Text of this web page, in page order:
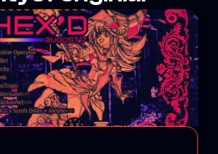
via REVOLUT may take longer
we recommend using an alternative